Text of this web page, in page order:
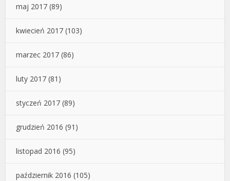
maj 2017 (89)
kwiecień 2017 (103)
marzec 2017 (86)
luty 2017 (81)
styczeń 2017 (89)
grudzień 2016 (91)
listopad 2016 (95)
październik 2016 (105)